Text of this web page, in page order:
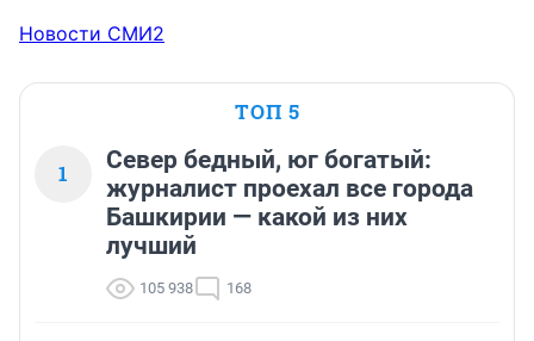
Новости СМИ2
ТОП 5
1
Север бедный, юг богатый:
журналист проехал все города
Башкирии — какой из них
лучший
105 938 168